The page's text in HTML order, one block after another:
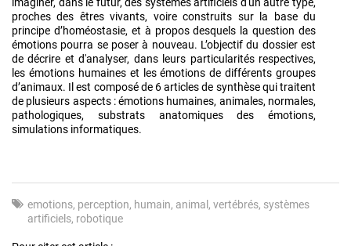
proches des êtres vivants, voire construits sur la base du
principe d’homéostasie, et à propos desquels la question des
émotions pourra se poser à nouveau. L’objectif du dossier est
de décrire et d'analyser, dans leurs particularités respectives,
les émotions humaines et les émotions de différents groupes
d’animaux. Il est composé de 6 articles de synthèse qui traitent
de plusieurs aspects : émotions humaines, animales, normales,
pathologiques, substrats anatomiques des émotions,
simulations informatiques.
emotions perception humain animal vertébrés systèmes
artificiels robotique